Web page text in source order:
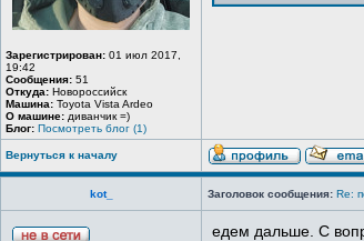
Зарегистрирован: 01 июл 2017,
19:42
Сообщения: 51
Откуда: Новороссийск
Машина: Toyota Vista Ardeo
О машине: диванчик =)
Блог: Посмотреть блог (1)
Вернуться к началу
kot_ Заголовок сообщения: Re:
едем дальше. С